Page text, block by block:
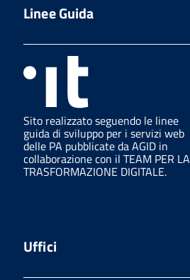
Linee Guida
Sito realizzato seguendo le linee
guida di sviluppo per i servizi web
delle PA pubblicate da AGID in
collaborazione con il TEAM PER LA
TRASFORMAZIONE DIGITALE.
Uffici